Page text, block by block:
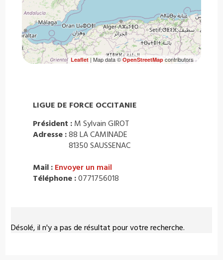
Désolé, il n'y a pas de résultat pour votre recherche.
Leaflet| Map data ©OpenStreetMapcontributors
LIGUE DE FORCE OCCITANIE
Président : M Sylvain GIROT
Adresse :88 LA CAMINADE
81350 SAUSSENAC
Mail : Envoyer un mail
Téléphone :0771756018